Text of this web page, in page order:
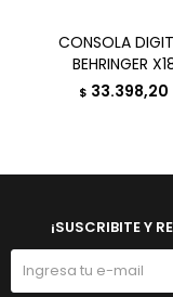
CONSOLA
BEHRINGER
$ 33.398,20
¡SUSCRIBITE Y